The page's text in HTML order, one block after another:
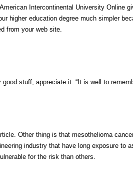
Intercontinental University Online
higher education degree much simpler
from your web site.
stuff, appreciate it. “It is well to
Other thing is that mesothelioma
industry that have long exposure
for the risk than others.